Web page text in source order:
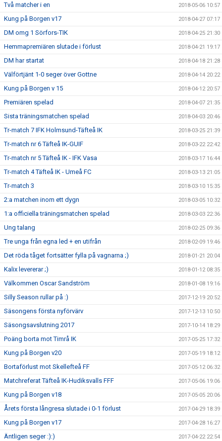
Två matcher i en 2018-05-06 10:57
Kung på Borgen v17 2018-04-27 07:17
DM omg 1 Sörfors-TIK 2018-04-25 21:30
Hemmapremiären slutade i förlust 2018-04-21 19:17
DM har startat 2018-04-18 21:28
Välförtjänt 1-0 seger över Gottne 2018-04-14 20:22
Kung på Borgen v 15 2018-04-12 20:57
Premiären spelad 2018-04-07 21:35
Sista träningsmatchen spelad 2018-04-03 20:46
Tr-match 7 IFK Holmsund-Täfteå IK 2018-03-25 21:39
Tr-match nr 6 Täfteå IK-GUIF 2018-03-22 22:42
Tr-match nr 5 Täfteå IK - IFK Vasa 2018-03-17 16:44
Tr-match 4 Täfteå IK - Umeå FC 2018-03-13 21:05
Tr-match 3 2018-03-10 15:35
2:a matchen inom ett dygn 2018-03-05 10:32
1:a officiella träningsmatchen spelad 2018-03-03 22:36
Ung talang 2018-02-25 09:36
Tre unga från egna led + en utifrån 2018-02-09 19:46
Det röda tåget fortsätter fylla på vagnarna ;) 2018-01-21 20:04
Kalix levererar ;) 2018-01-12 08:35
Välkommen Oscar Sandström 2018-01-08 19:16
Silly Season rullar på :) 2017-12-19 20:52
Säsongens första nyförvärv 2017-12-13 10:50
Säsongsavslutning 2017 2017-10-14 18:29
Poäng borta mot Timrå IK 2017-05-25 17:32
Kung på Borgen v20 2017-05-19 18:12
Bortaförlust mot Skellefteå FF 2017-05-12 06:32
Matchreferat Täfteå IK-Hudiksvalls FFF 2017-05-06 19:06
Kung på Borgen v18 2017-05-05 20:06
Årets första långresa slutade i 0-1 förlust 2017-04-29 18:39
Kung på Borgen v17 2017-04-28 16:27
Äntligen seger :):) 2017-04-22 22:54